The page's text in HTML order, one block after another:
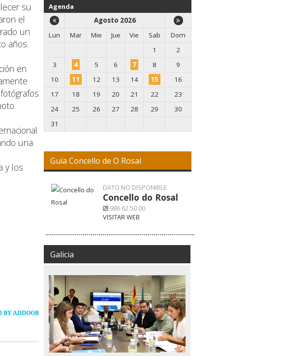
su
el
un
años.
en
una
y los
BY ADDOOR
Agenda
Agosto 2026
Lun
Mar Mie Jue Vie Sab
Dom
1
2
3
4 5 6 7 8
9
10
11 12 13 14 15
16
17
18 19 20 21 22
23
24
25 26 27 28 29
30
31
Guía Concello de O Rosal
DATO NO DISPONIBLE
Concello do Rosal
986 62 50 00
VISITAR WEB
Galicia